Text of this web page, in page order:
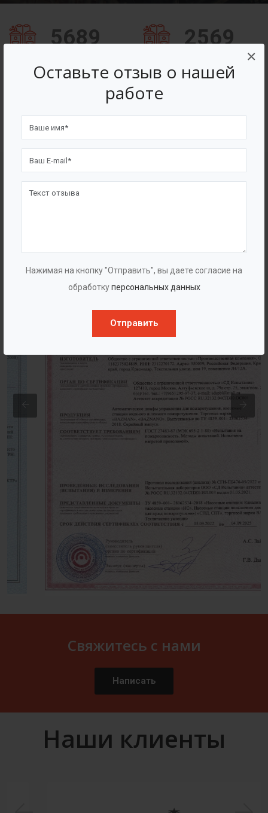
Оставьте отзыв о нашей
работе
Нажимая на кнопку "Отправить", вы даете согласие на
обработкуперсональных данных
Отправить
×
5689 2569
Счастливых клиентов
Сертификаты
Свяжитесь с нами
Написать
Наши клиенты